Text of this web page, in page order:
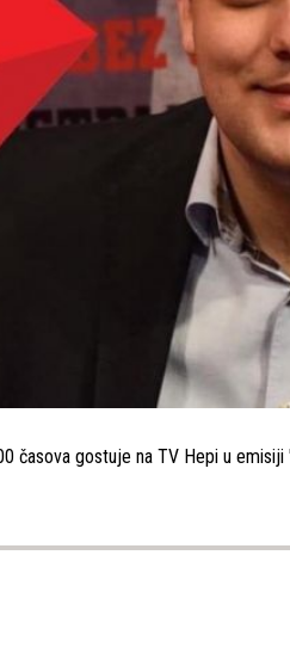
časova gostuje na TV Hepi u emisiji